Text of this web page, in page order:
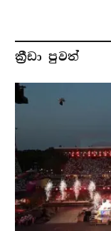
ක්‍රීඩා පුවත්